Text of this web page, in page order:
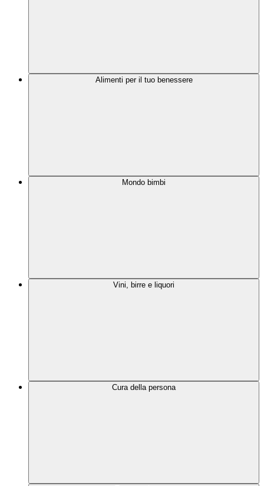
Alimenti per il tuo benessere
Mondo bimbi
Vini, birre e liquori
Cura della persona